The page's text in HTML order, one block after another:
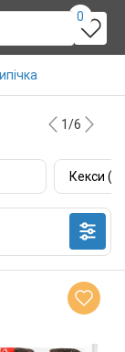
0
1/6
Кекси (0)